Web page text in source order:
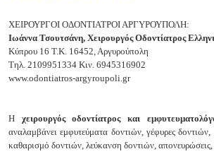
ΧΕΙΡΟΥΡΓΟΙ ΟΔΟΝΤΙΑΤΡΟΙ ΑΡΓΥΡΟΥΠΟΛΗ:
Ιωάννα Τσουτσάνη, Χειρουργός Οδοντίατρος
Κύπρου 16 Τ.Κ. 16452, Αργυρούπολη
Τηλ. 2109951334 Κιν. 6945316902
www.odontiatros-argyroupoli.gr
Η χειρουργός οδοντίατρος και
αναλαμβάνει εμφυτεύματα δοντιών, γέφυρες δοντιών,
καθαρισμό δοντιών, λεύκανση δοντιών, α